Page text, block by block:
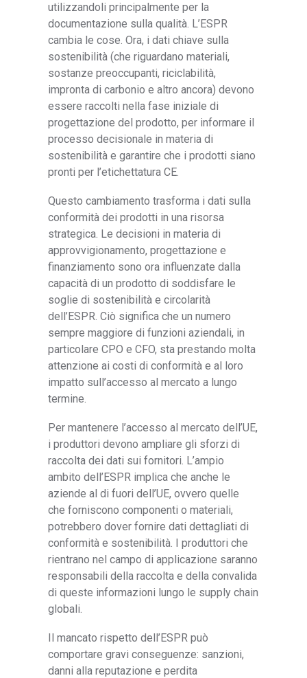
utilizzandoli principalmente per la
documentazione sulla qualità. L’ESPR
cambia le cose. Ora, i dati chiave sulla
sostenibilità (che riguardano materiali,
sostanze preoccupanti, riciclabilità,
impronta di carbonio e altro ancora) devono
essere raccolti nella fase iniziale di
progettazione del prodotto, per informare il
processo decisionale in materia di
sostenibilità e garantire che i prodotti siano
pronti per l’etichettatura CE.
Questo cambiamento trasforma i dati sulla
conformità dei prodotti in una risorsa
strategica. Le decisioni in materia di
approvvigionamento, progettazione e
finanziamento sono ora influenzate dalla
capacità di un prodotto di soddisfare le
soglie di sostenibilità e circolarità
dell’ESPR. Ciò significa che un numero
sempre maggiore di funzioni aziendali, in
particolare CPO e CFO, sta prestando molta
attenzione ai costi di conformità e al loro
impatto sull’accesso al mercato a lungo
termine.
Per mantenere l’accesso al mercato dell’UE,
i produttori devono ampliare gli sforzi di
raccolta dei dati sui fornitori. L’ampio
ambito dell’ESPR implica che anche le
aziende al di fuori dell’UE, ovvero quelle
che forniscono componenti o materiali,
potrebbero dover fornire dati dettagliati di
conformità e sostenibilità. I produttori che
rientrano nel campo di applicazione saranno
responsabili della raccolta e della convalida
di queste informazioni lungo le supply chain
globali.
Il mancato rispetto dell’ESPR può
comportare gravi conseguenze: sanzioni,
danni alla reputazione e perdita